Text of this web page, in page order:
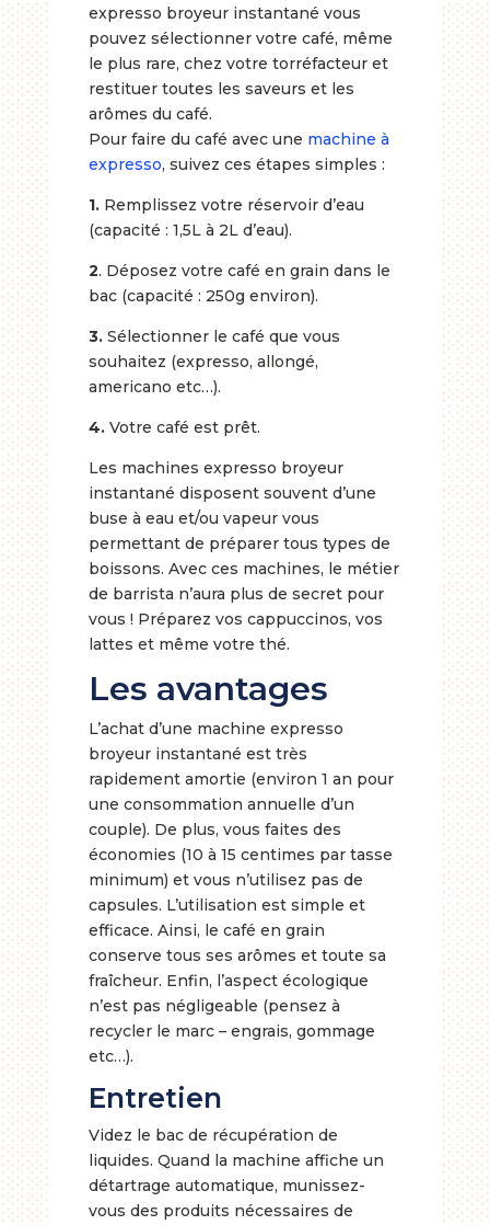
expresso broyeur instantané vous
pouvez sélectionner votre café, même
le plus rare, chez votre torréfacteur et
restituer toutes les saveurs et les
arômes du café.
Pour faire du café avec une machine à
expresso, suivez ces étapes simples :
1.Remplissez votre réservoir d’eau
(capacité : 1,5L à 2L d’eau).
2. Déposez votre café en grain dans le
bac (capacité : 250g environ).
3.Sélectionner le café que vous
souhaitez (expresso, allongé,
americano etc…).
4.Votre café est prêt.
Les machines expresso broyeur
instantané disposent souvent d’une
buse à eau et/ou vapeur vous
permettant de préparer tous types de
boissons. Avec ces machines, le métier
de barrista n’aura plus de secret pour
vous ! Préparez vos cappuccinos, vos
lattes et même votre thé.
Les avantages
L’achat d’une machine expresso
broyeur instantané est très
rapidement amortie (environ 1 an pour
une consommation annuelle d’un
couple). De plus, vous faites des
économies (10 à 15 centimes par tasse
minimum) et vous n’utilisez pas de
capsules. L’utilisation est simple et
efficace. Ainsi, le café en grain
conserve tous ses arômes et toute sa
fraîcheur. Enfin, l’aspect écologique
n’est pas négligeable (pensez à
recycler le marc – engrais, gommage
etc…).
Entretien
Videz le bac de récupération de
liquides. Quand la machine affiche un
détartrage automatique, munissez-
vous des produits nécessaires de